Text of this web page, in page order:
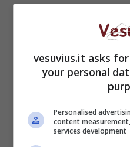
vesuvius.it asks
your personal
Personalised
content
services development